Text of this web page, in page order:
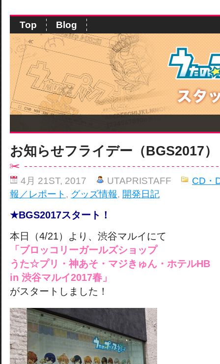
Top Blog
お知らせフライデー（BGS2017）
4月 21ST, 2017 UTAPRISTAFF
CD・
報／レポート , グッズ情報, 開発日記
★BGS2017スタート！
本日（4/21）より、渋谷マルイにて
「ブロッコリーガールズショップ
うた☆プリ・神あそ・マジきゅん・ホテルHB
in 渋谷マルイ2017春」
がスタートしました！